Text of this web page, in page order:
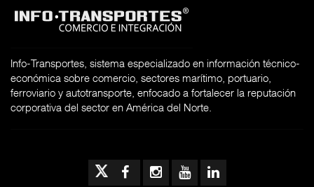
Info-Transportes, sistema especializado en información técnico-
económica sobre comercio, sectores marítimo, portuario,
ferroviario y autotransporte, enfocado a fortalecer la reputación
corporativa del sector en América del Norte.